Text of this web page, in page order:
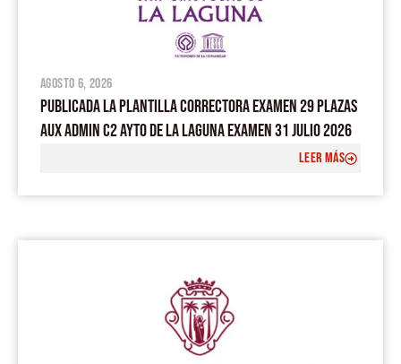
agosto 6, 2026
PUBLICADA LA PLANTILLA CORRECTORA EXAMEN 29 PLAZAS
AUX ADMIN C2 AYTO DE LA LAGUNA EXAMEN 31 JULIO 2026
LEER MÁS